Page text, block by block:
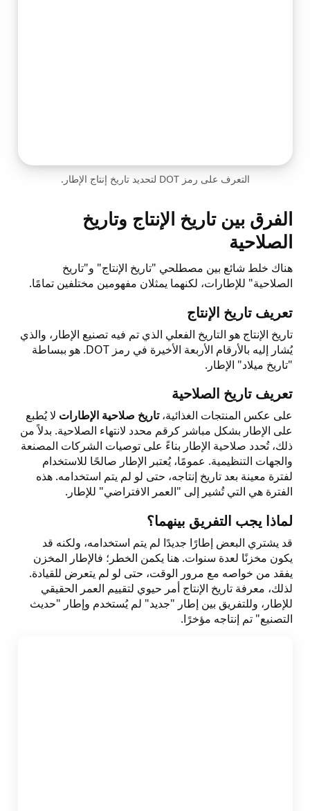
التعرف على رمز DOT لتحديد تاريخ إنتاج الإطار.
الفرق بين تاريخ الإنتاج وتاريخ
الصلاحية
هناك خلط شائع بين مصطلحي "تاريخ الإنتاج" و"تاريخ
الصلاحية" للإطارات، لكنهما يمثلان مفهومين مختلفين تمامًا.
تعريف تاريخ الإنتاج
تاريخ الإنتاج هو التاريخ الفعلي الذي تم فيه تصنيع الإطار، والذي
يُشار إليه بالأرقام الأربعة الأخيرة في رمز DOT. هو ببساطة
"تاريخ ميلاد" الإطار.
تعريف تاريخ الصلاحية
على عكس المنتجات الغذائية،تاريخ صلاحية الإطارات لا يُطبع
على الإطار بشكل مباشر كرقم محدد لانتهاء الصلاحية. بدلاً من
ذلك، تُحدد صلاحية الإطار بناءً على توصيات الشركات المصنعة
والجهات التنظيمية. عمومًا، يُعتبر الإطار صالحًا للاستخدام
لفترة معينة بعد تاريخ إنتاجه، حتى لو لم يتم استخدامه. هذه
الفترة هي التي تُشير إلى "العمر الافتراضي" للإطار.
لماذا يجب التفريق بينهما؟
قد يشتري البعض إطارًا جديدًا لم يتم استخدامه، ولكنه قد
يكون مخزنًا لعدة سنوات. هنا يكمن الخطر؛ فالإطار المخزن
يفقد من خواصه مع مرور الوقت، حتى لو لم يتعرض للقيادة.
لذلك، معرفة تاريخ الإنتاج أمر حيوي لتقييم العمر الحقيقي
للإطار، وللتفريق بين إطار "جديد" لم يُستخدم وإطار "حديث
التصنيع" تم إنتاجه مؤخرًا.